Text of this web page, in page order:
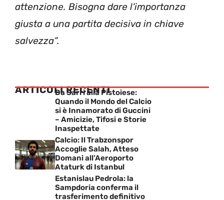
attenzione. Bisogna dare l’importanza
giusta a una partita decisiva in chiave
salvezza”.
ARTICOLI RECENTI
Da Sarri alla Pistoiese:
Quando il Mondo del Calcio
si è Innamorato di Guccini
– Amicizie, Tifosi e Storie
Inaspettate
Calcio: Il Trabzonspor
Accoglie Salah, Atteso
Domani all’Aeroporto
Ataturk di Istanbul
Estanislau Pedrola: la
Sampdoria conferma il
trasferimento definitivo